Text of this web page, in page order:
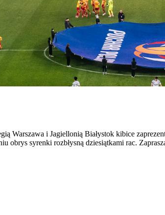
Warszawa i Jagiellonią Białystok kibice
obrys syrenki rozbłysną dziesiątkami rac.